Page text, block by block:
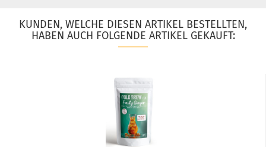
KUNDEN, WELCHE DIESEN ARTIKEL BESTELLTEN,
HABEN AUCH FOLGENDE ARTIKEL GEKAUFT: